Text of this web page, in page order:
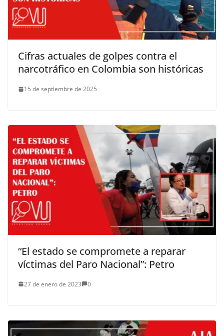
Cifras actuales de golpes contra el
narcotráfico en Colombia son históricas
15 de septiembre de 2025
“El estado se compromete a reparar
víctimas del Paro Nacional”: Petro
27 de enero de 2023 0